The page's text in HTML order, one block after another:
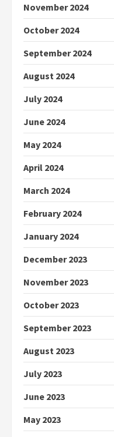
November 2024
October 2024
September 2024
August 2024
July 2024
June 2024
May 2024
April 2024
March 2024
February 2024
January 2024
December 2023
November 2023
October 2023
September 2023
August 2023
July 2023
June 2023
May 2023